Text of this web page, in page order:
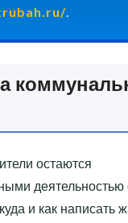
остаются
и как написать